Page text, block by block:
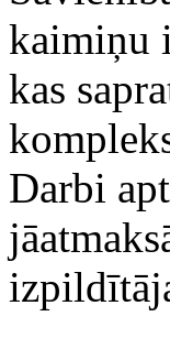
kaimiņu
kas
Darbi